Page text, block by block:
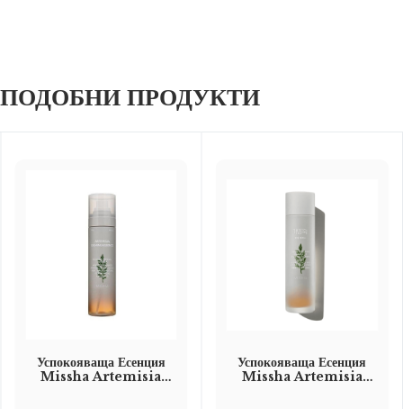
ПОДОБНИ ПРОДУКТИ
Успокояваща Есенция
Missha Artemisia
Успокояваща Есенция
Missha Artemisia